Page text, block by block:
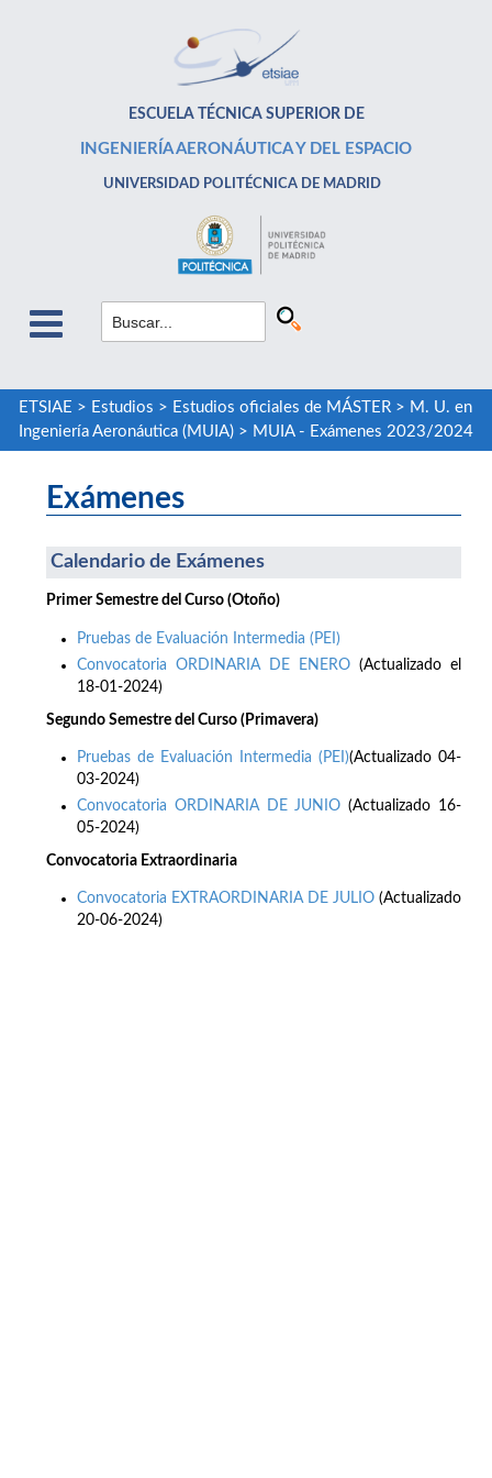
ESCUELA TÉCNICA SUPERIOR DE
INGENIERÍA AERONÁUTICA Y DEL ESPACIO
UNIVERSIDAD POLITÉCNICA DE MADRID
ETSIAE > Estudios > Estudios oficiales de MÁSTER> M. U. en
Ingeniería Aeronáutica (MUIA)> MUIA - Exámenes 2023/2024
Exámenes
Calendario de Exámenes
Primer Semestre del Curso (Otoño)
Pruebas de Evaluación Intermedia (PEI)
Convocatoria ORDINARIA DE ENERO (Actualizado el
18-01-2024)
Segundo Semestre del Curso (Primavera)
Pruebas de Evaluación Intermedia (PEI)(Actualizado 04-
03-2024)
Convocatoria ORDINARIA DE JUNIO (Actualizado 16-
05-2024)
Convocatoria Extraordinaria
Convocatoria EXTRAORDINARIA DE JULIO (Actualizado
20-06-2024)